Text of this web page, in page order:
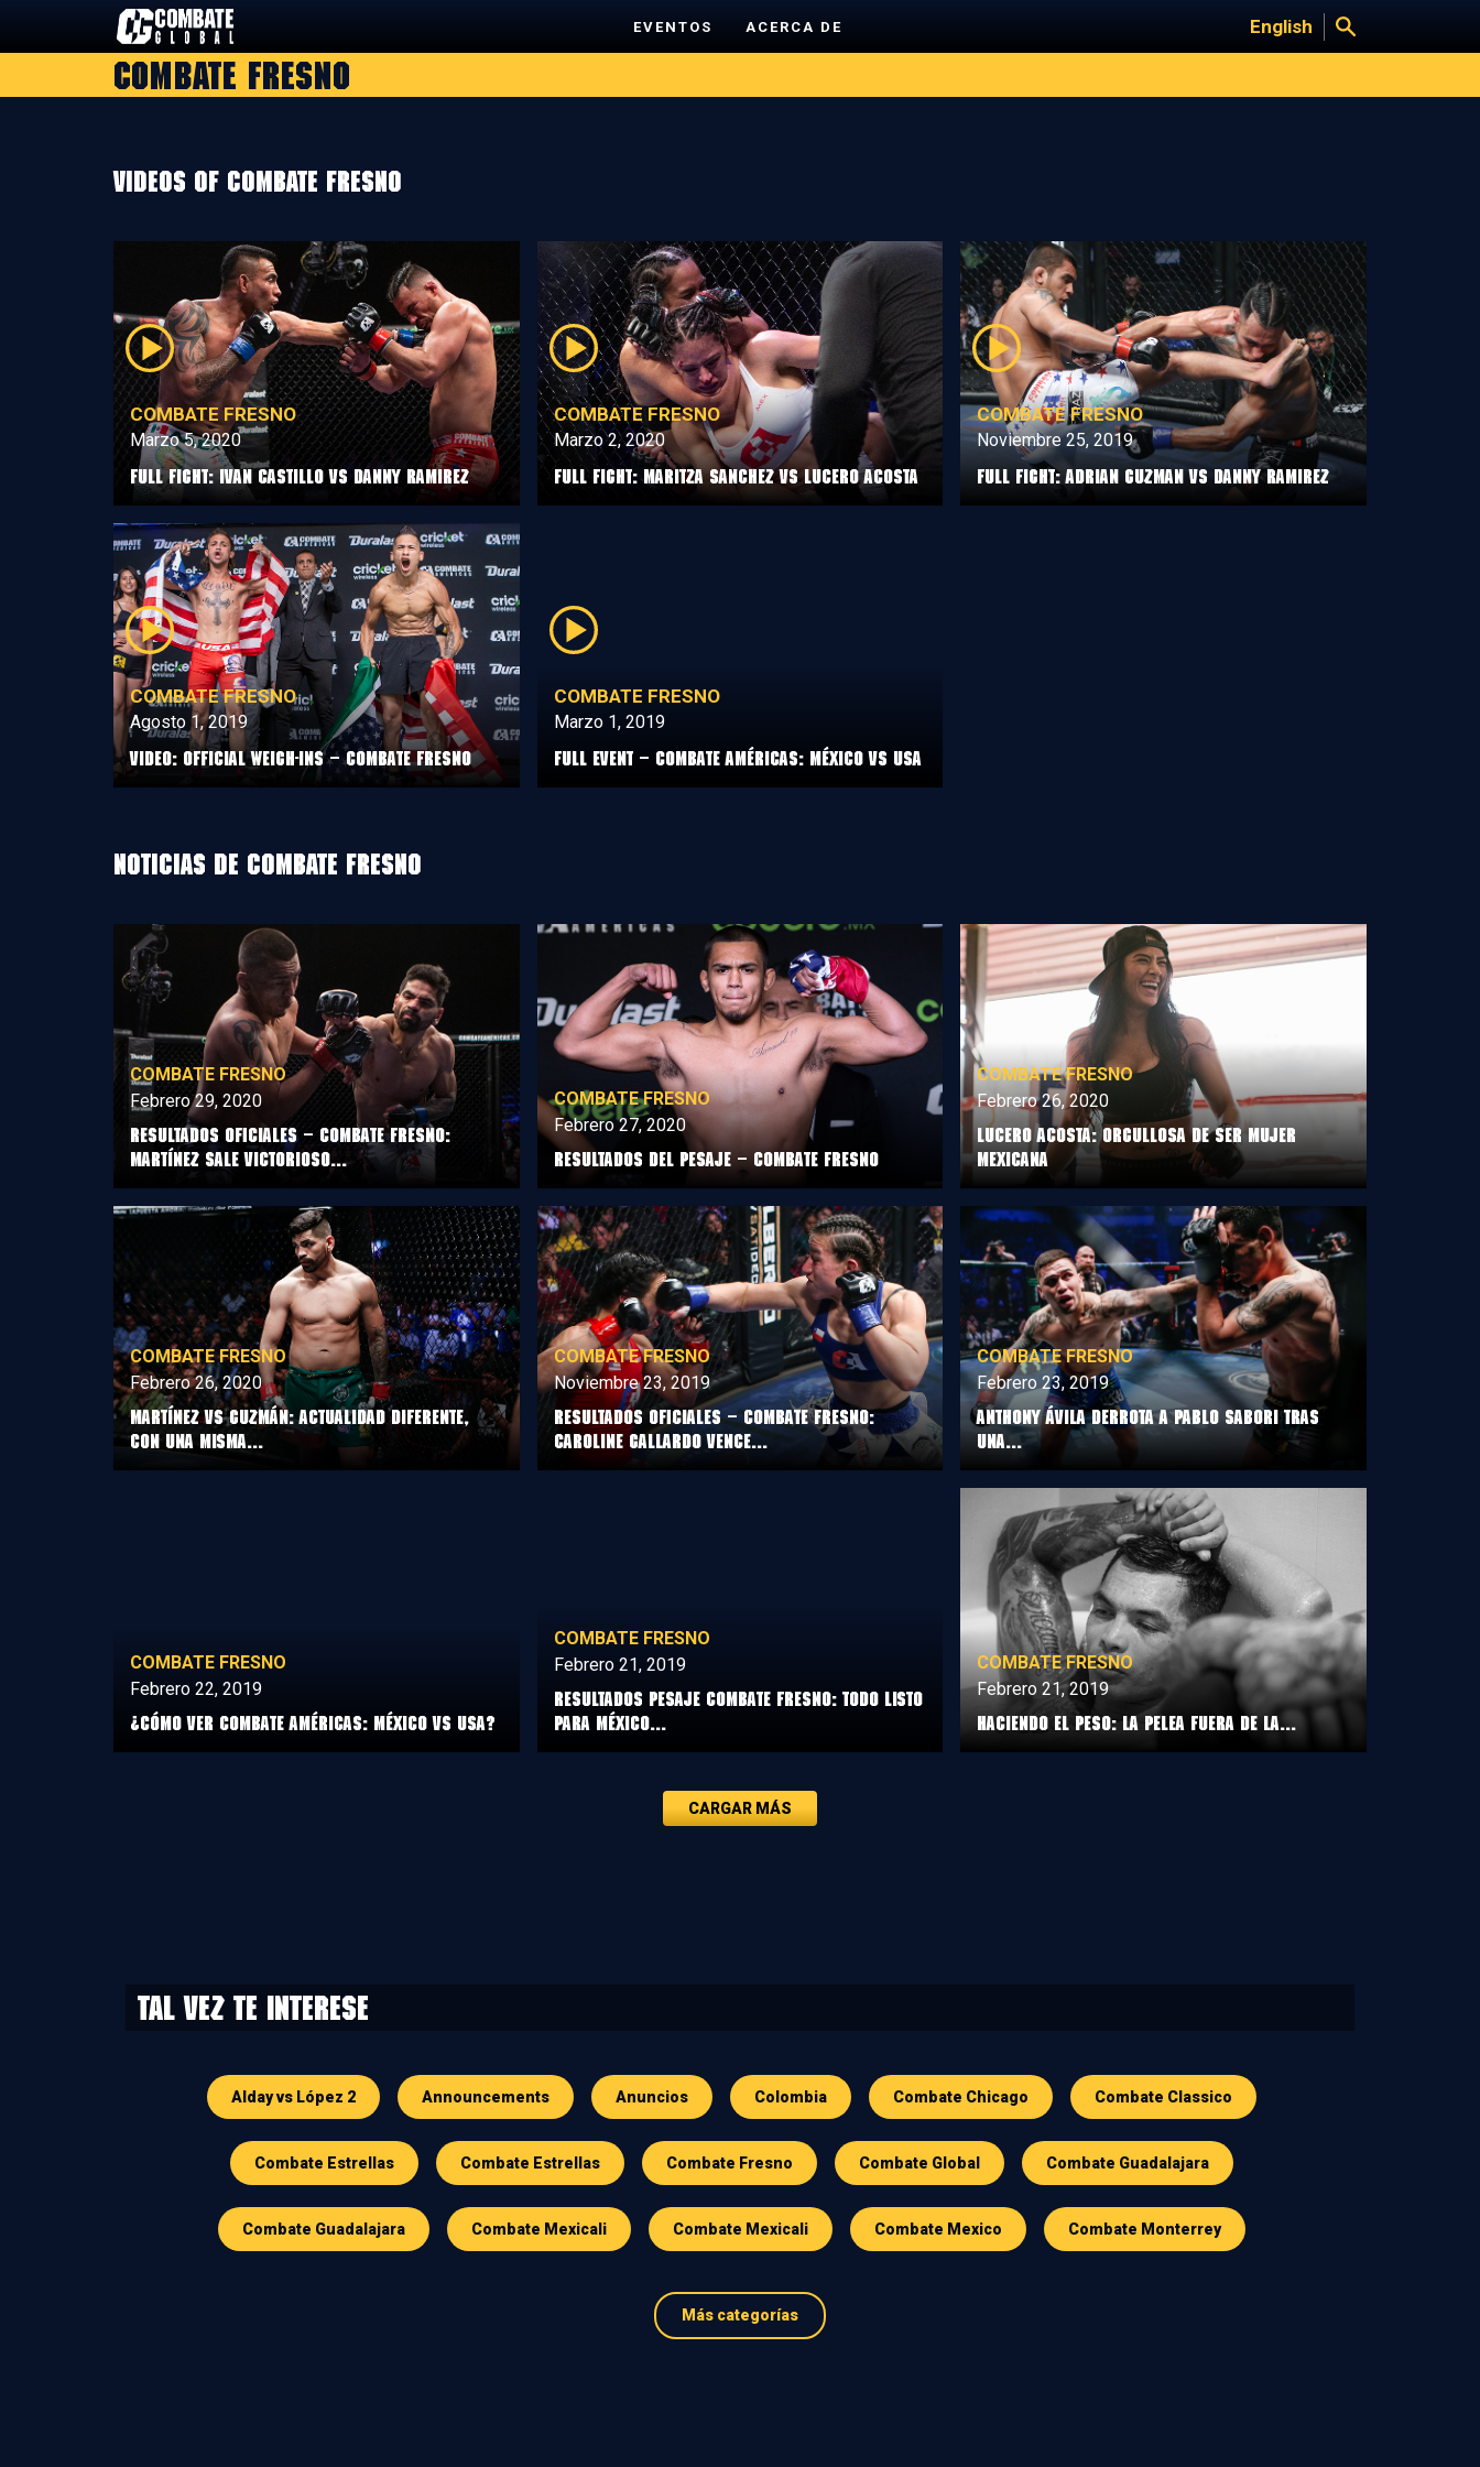
EVENTOS ACERCA DE English
Combate Fresno
Videos of Combate Fresno
COMBATE FRESNO
Marzo 5, 2020
Full Fight: Ivan Castillo vs Danny Ramirez
COMBATE FRESNO
Marzo 2, 2020
Full Fight: Maritza Sanchez vs Lucero Acosta
COMBATE FRESNO
Noviembre 25, 2019
Full Fight: Adrian Guzman vs Danny Ramirez
COMBATE FRESNO
Agosto 1, 2019
VIDEO: OFFICIAL WEIGH-INS – COMBATE FRESNO
COMBATE FRESNO
Marzo 1, 2019
Full Event – Combate Américas: México vs USA
Noticias de Combate Fresno
COMBATE FRESNO
Febrero 29, 2020
Resultados Oficiales – Combate Fresno:
Martínez sale victorioso...
COMBATE FRESNO
Febrero 27, 2020
Resultados del Pesaje – Combate Fresno
COMBATE FRESNO
Febrero 26, 2020
Lucero Acosta: Orgullosa de ser mujer
mexicana
COMBATE FRESNO
Febrero 26, 2020
Martínez vs Guzmán: Actualidad diferente,
con una misma...
COMBATE FRESNO
Noviembre 23, 2019
Resultados Oficiales – Combate Fresno:
Caroline Gallardo vence...
COMBATE FRESNO
Febrero 23, 2019
Anthony Ávila derrota a Pablo Sabori tras
una...
COMBATE FRESNO
Febrero 22, 2019
¿Cómo ver Combate Américas: México vs USA?
COMBATE FRESNO
Febrero 21, 2019
Resultados pesaje Combate Fresno: todo listo
para México...
COMBATE FRESNO
Febrero 21, 2019
Haciendo el peso: La pelea fuera de la...
CARGAR MÁS
Tal vez te interese
Alday vs López 2 Announcements Anuncios Colombia Combate Chicago Combate Classico
Combate Estrellas Combate Estrellas Combate Fresno Combate Global Combate Guadalajara
Combate Guadalajara Combate Mexicali Combate Mexicali Combate Mexico Combate Monterrey
Más categorías